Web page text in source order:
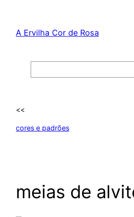
content
A Ervilha Cor de Rosa
<<
cores e padrões
meias de